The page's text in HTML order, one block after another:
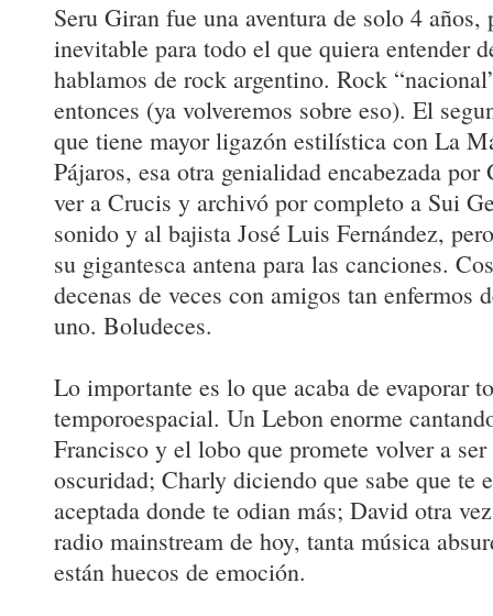
Seru Giran fue una aventura de solo 4 años,
inevitable para todo el que quiera entender
hablamos de rock argentino. Rock
entonces (ya volveremos sobre eso). El
que tiene mayor ligazón estilística con La
Pájaros, esa otra genialidad encabezada
ver a Crucis y archivó por completo a Sui
sonido y al bajista José Luis Fernández,
su gigantesca antena para las canciones.
decenas de veces con amigos tan enfermos
uno. Boludeces.
Lo importante es lo que acaba de evaporar
temporoespacial. Un Lebon enorme
Francisco y el lobo que promete volver a
oscuridad; Charly diciendo que sabe que te
aceptada donde te odian más; David otra
radio mainstream de hoy, tanta música
están huecos de emoción.